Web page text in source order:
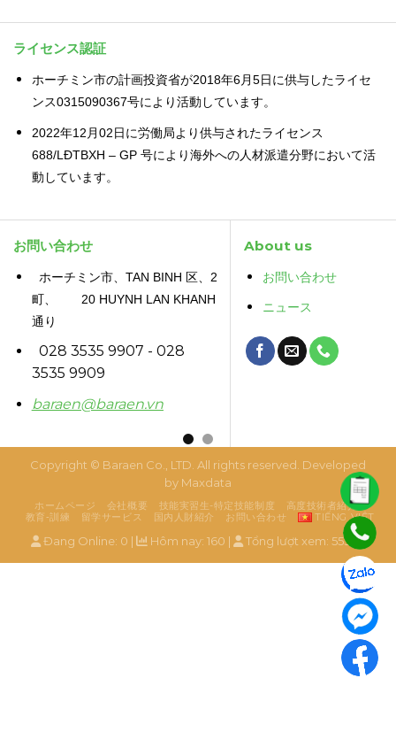
ライセンス認証
ホーチミン市の計画投資省が2018年6月5日に供与したライセ
ンス0315090367号により活動しています。
2022年12月02日に労働局より供与されたライセンス
688/LĐTBXH – GP 号により海外への人材派遣分野において活
動しています。
お問い合わせ
ホーチミン市、TAN BINH 区、2
町、 20 HUYNH LAN KHANH
通り
028 3535 9907 - 028
3535 9909
baraen@baraen.vn
About us
お問い合わせ
ニュース
Copyright © Baraen Co., LTD . All rights reserved. Developed
by Maxdata
ホームページ 会社概要 技能実習生-特定技能制度
高度技術者紹介
教育‐訓練
留学サービス 国内人財紹介 お問い合わせ TIẾNG VIỆT
Đang Online: 0 | Hôm nay: 160 | Tổng lượt xem: 55320